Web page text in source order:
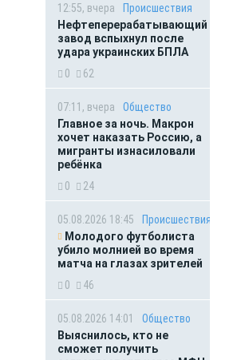
12:55, вчера
Происшествия
Нефтеперерабатывающий
завод вспыхнул после
удара украинских БПЛА
0
62
07:11, вчера
Общество
Главное за ночь. Макрон
хочет наказать Россию, а
мигранты изнасиловали
ребёнка
0
24
05.08.2026 18:45
Происшествия
Молодого футболиста
убило молнией во время
матча на глазах зрителей
0
46
05.08.2026 14:01
Общество
Выяснилось, кто не
сможет получить